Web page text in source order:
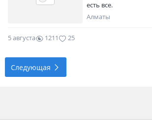
есть все.
Алматы
5 августа 1211 25
Следующая